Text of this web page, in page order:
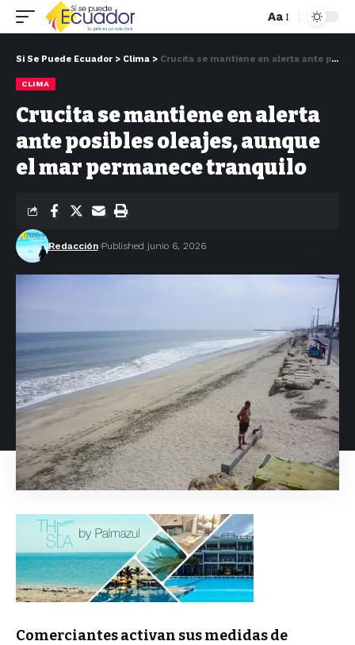
Aa
Si Se Puede Ecuador > Clima > Crucita se mantiene en alerta ante posibles oleajes, aunque el mar permanece tranquilo
CLIMA
Crucita se mantiene en alerta
ante posibles oleajes, aunque
el mar permanece tranquilo
Redacción Published junio 6, 2026
Comerciantes activan sus medidas de